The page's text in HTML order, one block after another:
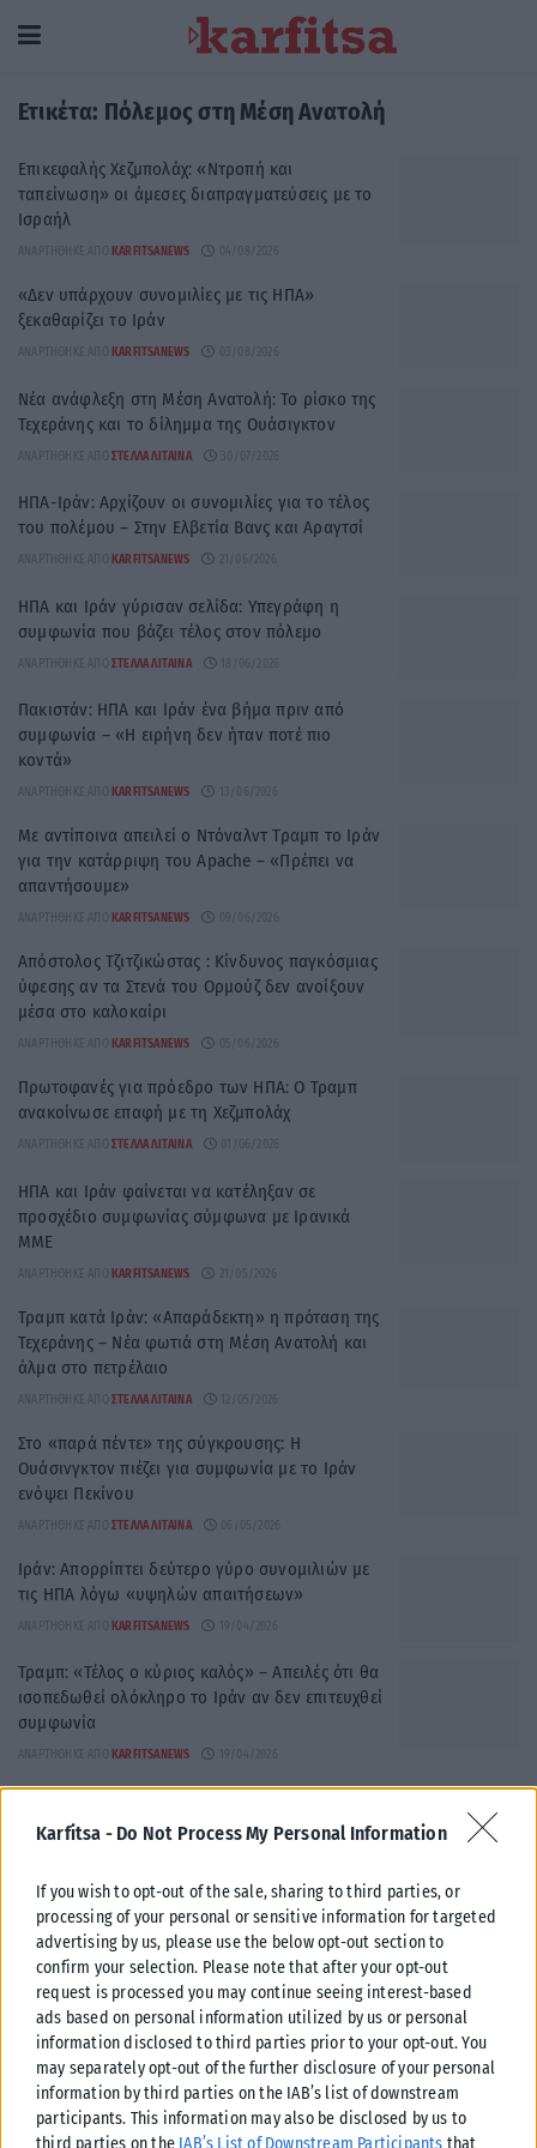
Karfitsa - Do Not Process My Personal Information
If you wish to opt-out of the sale, sharing to third parties, or
processing of your personal or sensitive information for targeted
advertising by us, please use the below opt-out section to
confirm your selection. Please note that after your opt-out
request is processed you may continue seeing interest-based
ads based on personal information utilized by us or personal
information disclosed to third parties prior to your opt-out. You
may separately opt-out of the further disclosure of your personal
information by third parties on the IAB’s list of downstream
participants. This information may also be disclosed by us to
third parties on the IAB’s List of Downstream Participants that
Ετικέτα: Πόλεμος στη Μέση Ανατολή
Επικεφαλής Χεζμπολάχ: «Ντροπή και
ταπείνωση» οι άμεσες διαπραγματεύσεις με το
Ισραήλ
ΑΝΑΡΤΉΘΗΚΕ ΑΠΌ KARFITSANEWS
«Δεν υπάρχουν συνομιλίες με τις ΗΠΑ»
ξεκαθαρίζει το Ιράν
ΑΝΑΡΤΉΘΗΚΕ ΑΠΌ KARFITSANEWS
Νέα ανάφλεξη στη Μέση Ανατολή: Το ρίσκο της
Τεχεράνης και το δίλημμα της Ουάσιγκτον
ΑΝΑΡΤΉΘΗΚΕ ΑΠΌ ΣΤΈΛΛΑ ΛΊΤΑΙΝΑ
ΗΠΑ-Ιράν: Αρχίζουν οι συνομιλίες για το τέλος
του πολέμου – Στην Ελβετία Βανς και Αραγτσί
ΑΝΑΡΤΉΘΗΚΕ ΑΠΌ KARFITSANEWS
ΗΠΑ και Ιράν γύρισαν σελίδα: Υπεγράφη η
συμφωνία που βάζει τέλος στον πόλεμο
ΑΝΑΡΤΉΘΗΚΕ ΑΠΌ ΣΤΈΛΛΑ ΛΊΤΑΙΝΑ
Πακιστάν: ΗΠΑ και Ιράν ένα βήμα πριν από
συμφωνία – «Η ειρήνη δεν ήταν ποτέ πιο
κοντά»
ΑΝΑΡΤΉΘΗΚΕ ΑΠΌ KARFITSANEWS
Με αντίποινα απειλεί ο Ντόναλντ Τραμπ το Ιράν
για την κατάρριψη του Apache – «Πρέπει να
απαντήσουμε»
ΑΝΑΡΤΉΘΗΚΕ ΑΠΌ KARFITSANEWS
Απόστολος Τζιτζικώστας : Κίνδυνος παγκόσμιας
ύφεσης αν τα Στενά του Ορμούζ δεν ανοίξουν
μέσα στο καλοκαίρι
ΑΝΑΡΤΉΘΗΚΕ ΑΠΌ KARFITSANEWS
Πρωτοφανές για πρόεδρο των ΗΠΑ: Ο Τραμπ
ανακοίνωσε επαφή με τη Χεζμπολάχ
ΑΝΑΡΤΉΘΗΚΕ ΑΠΌ ΣΤΈΛΛΑ ΛΊΤΑΙΝΑ
ΗΠΑ και Ιράν φαίνεται να κατέληξαν σε
προσχέδιο συμφωνίας σύμφωνα με Ιρανικά
ΜΜΕ
ΑΝΑΡΤΉΘΗΚΕ ΑΠΌ KARFITSANEWS
Τραμπ κατά Ιράν: «Απαράδεκτη» η πρόταση της
Τεχεράνης – Νέα φωτιά στη Μέση Ανατολή και
άλμα στο πετρέλαιο
ΑΝΑΡΤΉΘΗΚΕ ΑΠΌ ΣΤΈΛΛΑ ΛΊΤΑΙΝΑ
Στο «παρά πέντε» της σύγκρουσης: Η
Ουάσινγκτον πιέζει για συμφωνία με το Ιράν
ενόψει Πεκίνου
ΑΝΑΡΤΉΘΗΚΕ ΑΠΌ ΣΤΈΛΛΑ ΛΊΤΑΙΝΑ
Ιράν: Απορρίπτει δεύτερο γύρο συνομιλιών με
τις ΗΠΑ λόγω «υψηλών απαιτήσεων»
ΑΝΑΡΤΉΘΗΚΕ ΑΠΌ KARFITSANEWS
Τραμπ: «Τέλος ο κύριος καλός» – Απειλές ότι θα
ισοπεδωθεί ολόκληρο το Ιράν αν δεν επιτευχθεί
συμφωνία
ΑΝΑΡΤΉΘΗΚΕ ΑΠΌ KARFITSANEWS
τις πυρηνικές του φιλοδοξίες» – Ο Τραμπ
ανακοινώνει αποκλεισμό του Ορμούζ και
ΑΝΑΡΤΉΘΗΚΕ ΑΠΌ ΣΤΈΛΛΑ ΛΊΤΑΙΝΑ 12/04/2026